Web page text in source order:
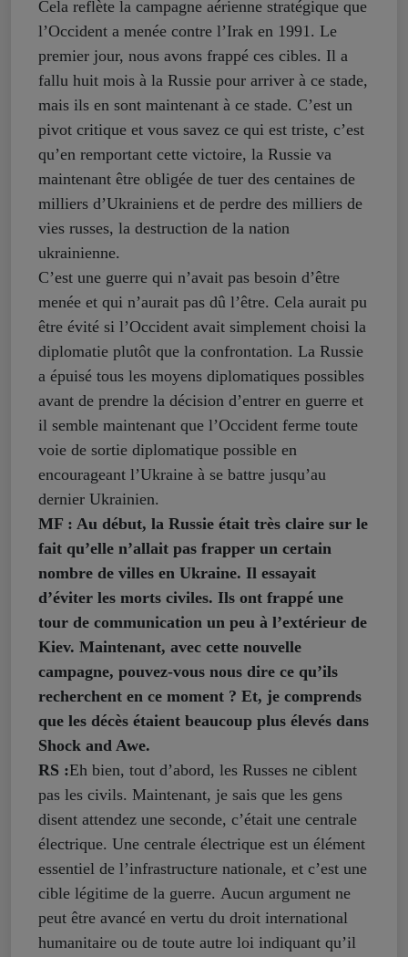
Cela reflète la campagne aérienne stratégique que
l’Occident a menée contre l’Irak en 1991. Le
premier jour, nous avons frappé ces cibles. Il a
fallu huit mois à la Russie pour arriver à ce stade,
mais ils en sont maintenant à ce stade. C’est un
pivot critique et vous savez ce qui est triste, c’est
qu’en remportant cette victoire, la Russie va
maintenant être obligée de tuer des centaines de
milliers d’Ukrainiens et de perdre des milliers de
vies russes, la destruction de la nation
ukrainienne.
C’est une guerre qui n’avait pas besoin d’être
menée et qui n’aurait pas dû l’être. Cela aurait pu
être évité si l’Occident avait simplement choisi la
diplomatie plutôt que la confrontation. La Russie
a épuisé tous les moyens diplomatiques possibles
avant de prendre la décision d’entrer en guerre et
il semble maintenant que l’Occident ferme toute
voie de sortie diplomatique possible en
encourageant l’Ukraine à se battre jusqu’au
dernier Ukrainien.
MF : Au début, la Russie était très claire sur le
fait qu’elle n’allait pas frapper un certain
nombre de villes en Ukraine. Il essayait
d’éviter les morts civiles. Ils ont frappé une
tour de communication un peu à l’extérieur de
Kiev. Maintenant, avec cette nouvelle
campagne, pouvez-vous nous dire ce qu’ils
recherchent en ce moment ? Et, je comprends
que les décès étaient beaucoup plus élevés dans
Shock and Awe.
RS :Eh bien, tout d’abord, les Russes ne ciblent
pas les civils. Maintenant, je sais que les gens
disent attendez une seconde, c’était une centrale
électrique. Une centrale électrique est un élément
essentiel de l’infrastructure nationale, et c’est une
cible légitime de la guerre. Aucun argument ne
peut être avancé en vertu du droit international
humanitaire ou de toute autre loi indiquant qu’il